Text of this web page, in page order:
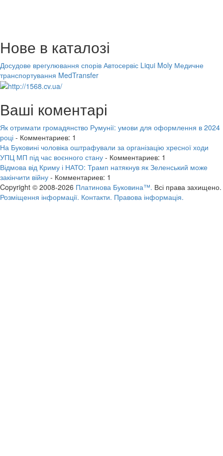
Нове в каталозі
Досудове врегулювання спорів Автосервіс Liqui Moly Медичне
транспортування MedTransfer
Ваші коментарі
Як отримати громадянство Румунії: умови для оформлення в 2024
році - Комментариев: 1
На Буковині чоловіка оштрафували за організацію хресної ходи
УПЦ МП під час воєнного стану - Комментариев: 1
Відмова від Криму і НАТО: Трамп натякнув як Зеленський може
закінчити війну - Комментариев: 1
Copyright © 2008-2026 Платинова Буковина™. Всі права захищено.
Розміщення інформації. Контакти. Правова інформація.